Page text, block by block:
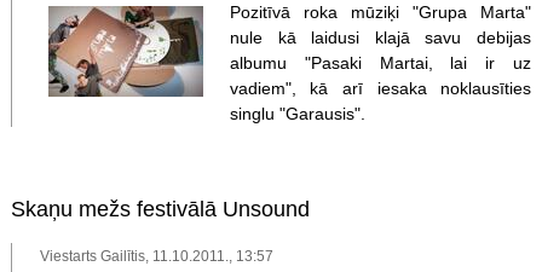
Pozitīvā roka mūziķi "Grupa Marta"
nule kā laidusi klajā savu debijas
albumu "Pasaki Martai, lai ir uz
vadiem", kā arī iesaka noklausīties
singlu "Garausis".
Skaņu mežs festivālā Unsound
Viestarts Gailītis, 11.10.2011., 13:57